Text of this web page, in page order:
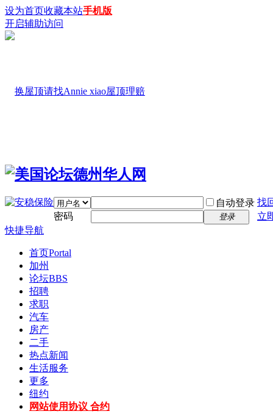
设为首页收藏本站手机版
开启辅助访问
自动登录 找
密码
登录
立
快捷导航
首页Portal
加州
论坛BBS
招聘
求职
汽车
房产
二手
热点新闻
生活服务
更多
纽约
网站使用协议 合约